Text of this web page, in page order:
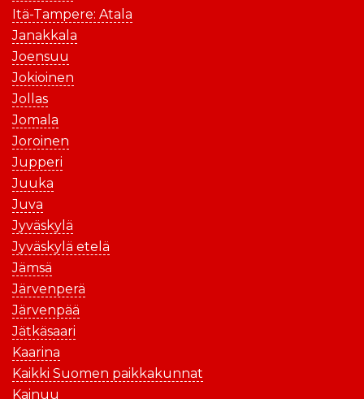
Itä-Tampere: Atala
Janakkala
Joensuu
Jokioinen
Jollas
Jomala
Joroinen
Jupperi
Juuka
Juva
Jyväskylä
Jyväskylä etelä
Jämsä
Järvenperä
Järvenpää
Jätkäsaari
Kaarina
Kaikki Suomen paikkakunnat
Kainuu